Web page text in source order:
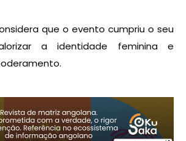
que o evento cumpriu o seu
a identidade feminina e